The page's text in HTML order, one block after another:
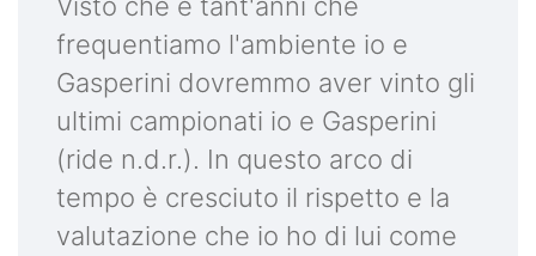
frequentiamo l'ambiente io e
Gasperini dovremmo aver vinto gli
ultimi campionati io e Gasperini
(ride n.d.r.). In questo arco di
tempo è cresciuto il rispetto e la
valutazione che io ho di lui come